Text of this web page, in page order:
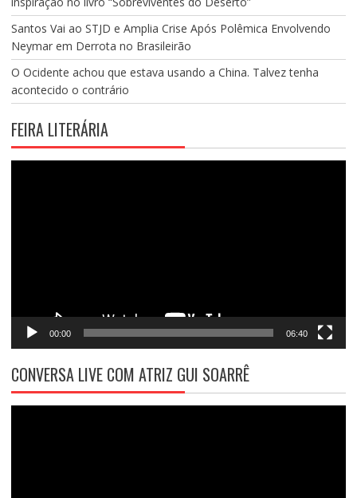
Santos Vai ao STJD e Amplia Crise Após Polêmica Envolvendo
Neymar em Derrota no Brasileirão
O Ocidente achou que estava usando a China. Talvez tenha
acontecido o contrário
FEIRA LITERÁRIA
00:00 06:40
CONVERSA LIVE COM ATRIZ GUI SOARRÊ